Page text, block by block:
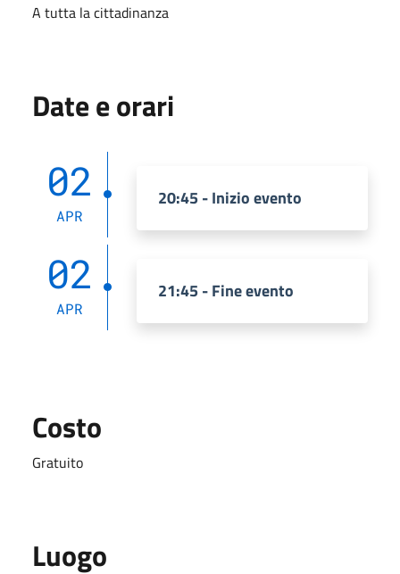
A tutta la cittadinanza
Date e orari
02
APR
20:45 - Inizio evento
02
APR
21:45 - Fine evento
Costo
Gratuito
Luogo